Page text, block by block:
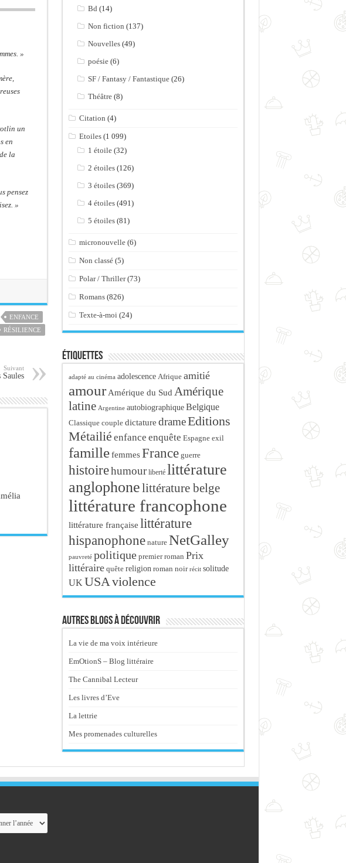
»
un
en
la
pensez
»
ENFANCE
RÉSILIENCE
Suivant
Bd (14)
Non fiction (137)
Nouvelles (49)
poésie (6)
SF / Fantasy / Fantastique (26)
Théâtre (8)
Citation (4)
Etoiles (1 099)
1 étoile (32)
2 étoiles (126)
3 étoiles (369)
4 étoiles (491)
5 étoiles (81)
micronouvelle (6)
Non classé (5)
Polar / Thriller(73)
Romans (826)
Texte-à-moi (24)
Étiquettes
adapté au cinéma adolescence Afrique amitié
amour Amérique du Sud Amérique
latine Argentine autobiographique Belgique
Classique couple dictature drameEditions
Métailié enfance enquête Espagne exil
famille femmes France guerre
histoirehumour liberté littérature
anglophonelittérature belge
littérature francophone
littérature française littérature
hispanophone nature NetGalley
pauvreté politique premier roman Prix
littéraire quête religion roman noir récit solitude
UK USA violence
Autres blogs à découvrir
La vie de ma voix intérieure
EmOtionS – Blog littéraire
The Cannibal Lecteur
Les livres d’Eve
La lettrie
Mes promenades culturelles